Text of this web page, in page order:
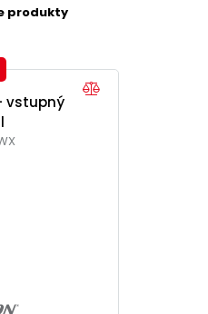
produkty
vstupný